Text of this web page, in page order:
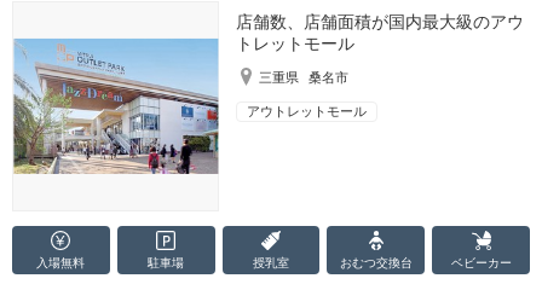
店舗数、店舗面積が国内最大級のアウ
トレットモール
三重県 桑名市
アウトレットモール
入場無料 駐車場 授乳室 おむつ交換台 ベビーカー